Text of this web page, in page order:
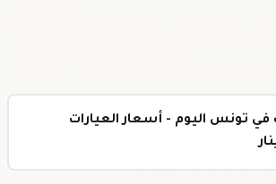
تونس اليوم - أسعار العيارات